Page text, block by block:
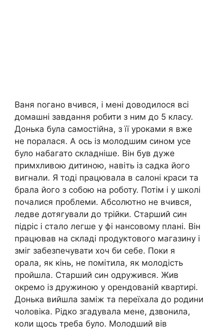
Ваня nогано вчився, і мені доводилося всі
домашні завдання робити з ним до 5 класу.
Донька була самостійна, з її уроками я вже
не поралася. А ось із молодшим сином усе
було набагато складніше. Він був дуже
примхливою дитиною, навіть із садка його
вигнали. Я тоді працювала в салоні краси та
брала його з собою на роботу. Потім і у школі
почалися проблеми. Абсолютно не вчився,
ледве дотягували до трійки. Старший син
підріс і стало легше у фі нансовому плані. Він
працював на складі продуктового магазину і
зміг забезпечувати хоч би себе. Поки я
орала, як кінь, не помітила, як молодість
пройшла. Старший син одружився. Жив
окремо із дружиною у орендованій квартирі.
Донька вийшла заміж та переїхала до родини
чоловіка. Рідко згадувала мене, дзвонила,
коли щось треба було. Молодший вів